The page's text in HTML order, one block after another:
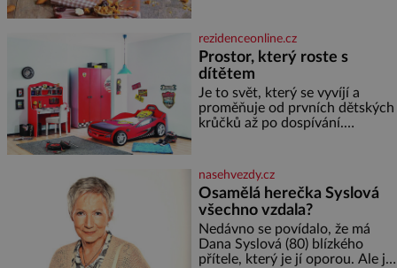
semínek dýně rozinek 3 šálky
ovesných vloček 1 lžíce mlet
rezidenceonline.cz
Prostor, který roste s
dítětem
Je to svět, který se vyvíjí a
proměňuje od prvních dětských
krůčků až po dospívání.
soustředění i odpočinek a
reaguje na každou etapu života
a specifické potřeby dítěte. Pro
nejmenší je klíčová
jednoduchost, měkkost a
bezpečí, proto by pokoj
miminka měl působit především
nasehvezdy.cz
Osamělá herečka Syslová
všechno vzdala?
Nedávno se povídalo, že má
Dana Syslová (80) blízkého
přítele, který je jí oporou. Ale je